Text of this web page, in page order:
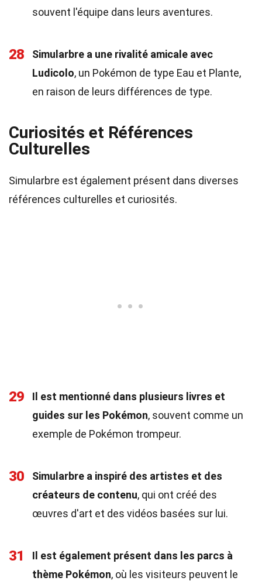
souvent l'équipe dans leurs aventures.
28
Simularbre a une rivalité amicale avec
Ludicolo, un Pokémon de type Eau et Plante,
en raison de leurs différences de type.
Curiosités et Références
Culturelles
Simularbre est également présent dans diverses
références culturelles et curiosités.
29
Il est mentionné dans plusieurs livres et
guides sur les Pokémon, souvent comme un
exemple de Pokémon trompeur.
30
Simularbre a inspiré des artistes et des
créateurs de contenu, qui ont créé des
œuvres d'art et des vidéos basées sur lui.
31
Il est également présent dans les parcs à
thème Pokémon, où les visiteurs peuvent le